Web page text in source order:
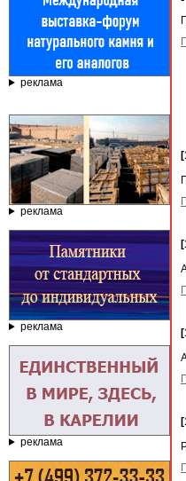
реклама
реклама
реклама
реклама